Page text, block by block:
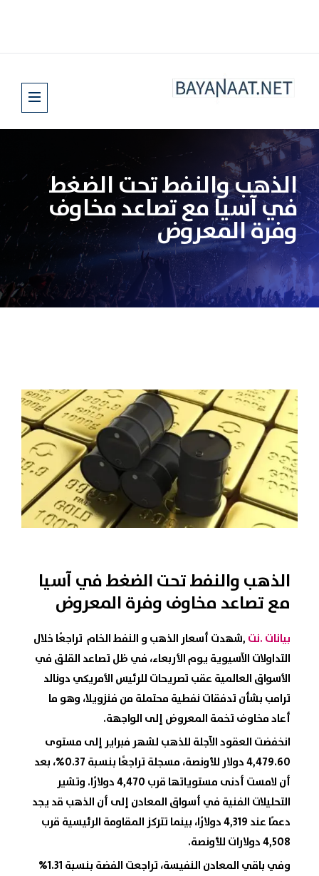
الذهب والنفط تحت الضغط
في آسيا مع تصاعد مخاوف
وفرة المعروض
الذهب والنفط تحت الضغط في آسيا
مع تصاعد مخاوف وفرة المعروض
بيانات .نت ,شهدت أسعار الذهب و النفط الخام تراجعًا خلال
التداولات الآسيوية يوم الأربعاء، في ظل تصاعد القلق في
الأسواق العالمية عقب تصريحات للرئيس الأمريكي دونالد
ترامب بشأن تدفقات نفطية محتملة من فنزويلا، وهو ما
أعاد مخاوف تخمة المعروض إلى الواجهة.
انخفضت العقود الآجلة للذهب لشهر فبراير إلى مستوى
4,479.60 دولار للأونصة، مسجلة تراجعًا بنسبة 0.37%، بعد
أن لامست أدنى مستوياتها قرب 4,470 دولارًا. وتشير
التحليلات الفنية في أسواق المعادن إلى أن الذهب قد يجد
دعمًا عند 4,319 دولارًا، بينما تتركز المقاومة الرئيسية قرب
4,508 دولارات للأونصة.
وفي باقي المعادن النفيسة
، تراجعت الفضة بنسبة 1.31%